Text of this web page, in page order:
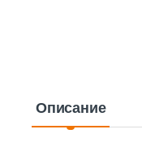
Описание